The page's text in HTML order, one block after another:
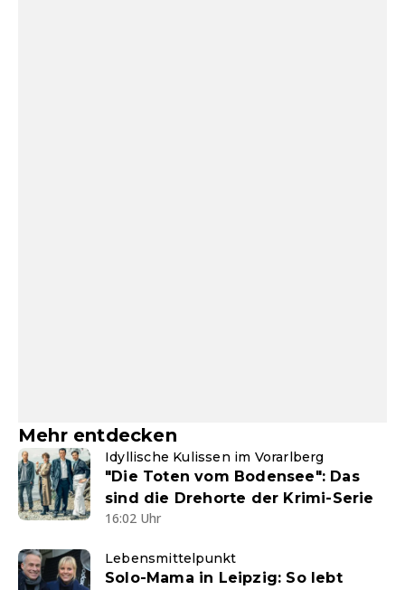
Mehr entdecken
Idyllische Kulissen im Vorarlberg
"Die Toten vom Bodensee": Das
sind die Drehorte der Krimi-Serie
16:02 Uhr
Lebensmittelpunkt
Solo-Mama in Leipzig: So lebt